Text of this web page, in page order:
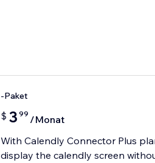
-Paket
$ 3 99 /Monat
With Calendly Connector Plus
display the calendly screen